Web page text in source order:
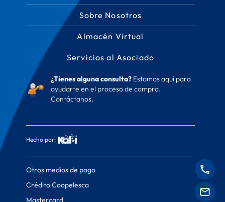
Sobre Nosotros
Almacén Virtual
Servicios al Asociado
¿Tienes alguna consulta?Estamos aquí para
ayudarte en el proceso de compra.
Contáctanos.
Hecho por:
Otros medios de pago
Crédito Coopelesca
Mastercard